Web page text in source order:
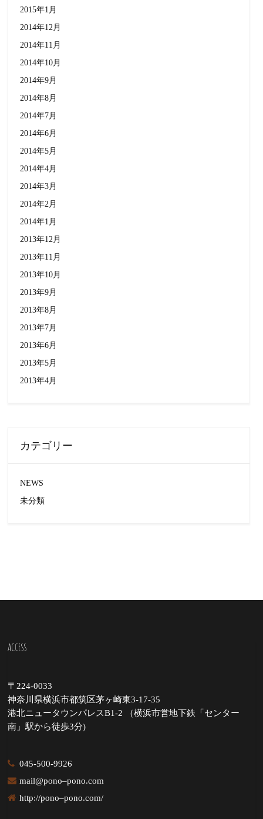
2015年1月
2014年12月
2014年11月
2014年10月
2014年9月
2014年8月
2014年7月
2014年6月
2014年5月
2014年4月
2014年3月
2014年2月
2014年1月
2013年12月
2013年11月
2013年10月
2013年9月
2013年8月
2013年7月
2013年6月
2013年5月
2013年4月
カテゴリー
NEWS
未分類
ACCESS
〒224-0033
神奈川県横浜市都筑区茅ヶ崎東3-17-35
港北ニュータウンパレスB1-2 （横浜市営地下鉄「センター
南」駅から徒歩3分)
045-500-9926
mail@pono–pono.com
http://pono–pono.com/